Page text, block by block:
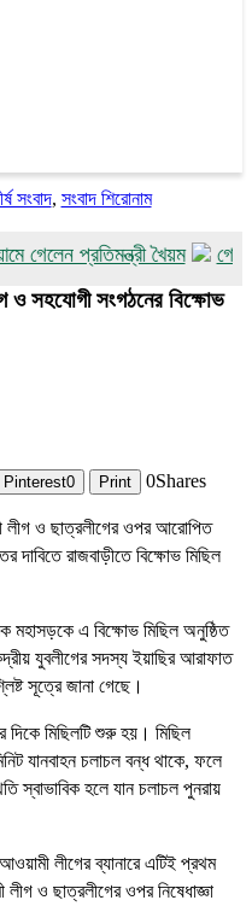
গেলেন প্রতিমন্ত্রী খৈয়ম
সংবাদ, সংবাদ শিরোনাম
ও সহযোগী সংগঠনের বিক্ষোভ
Pinterest0 Print 0Shares
লীগ ও ছাত্রলীগের ওপর আরোপিত
দাবিতে রাজবাড়ীতে বিক্ষোভ মিছিল
মহাসড়কে এ বিক্ষোভ মিছিল অনুষ্ঠিত
যুবলীগের সদস্য ইয়াছির আরাফাত
সূত্রে জানা গেছে।
দিকে মিছিলটি শুরু হয়। মিছিল
যানবাহন চলাচল বন্ধ থাকে, ফলে
স্বাভাবিক হলে যান চলাচল পুনরায়
লীগের ব্যানারে এটিই প্রথম
ও ছাত্রলীগের ওপর নিষেধাজ্ঞা